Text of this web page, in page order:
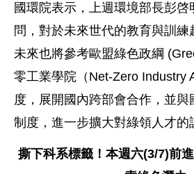
國環院表示，上週環境部長彭
問，對於未來世代的教育與訓練
未來也將參考歐盟綠色政綱
零工業學院（Net-Zero Industry
度，展開國內跨部會合作，並與
制度，進一步擴大對綠領人才的
撕下科系標籤！本週六(3/7)前